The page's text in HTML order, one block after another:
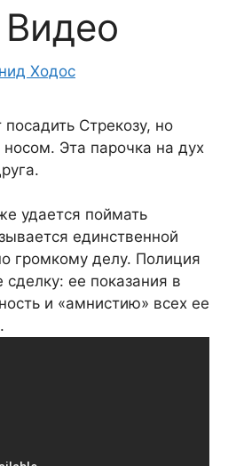
Ходос
Стрекозу, но
носом. Эта парочка на дух
удается поймать
единственной
громкому делу. Полиция
ее показания в
и «амнистию» всех ее